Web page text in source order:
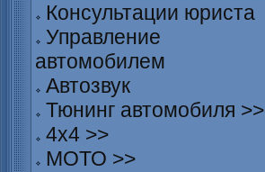
Консультации юриста
Управление
автомобилем
Автозвук
Тюнинг автомобиля >>
4х4 >>
МОТО >>